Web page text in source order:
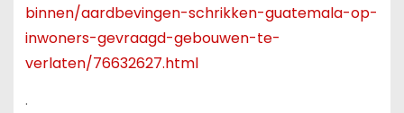
binnen/aardbevingen-schrikken-guatemala-op-
inwoners-gevraagd-gebouwen-te-
verlaten/76632627.html
.